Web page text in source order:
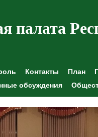
палата
Контакты План
обсуждения